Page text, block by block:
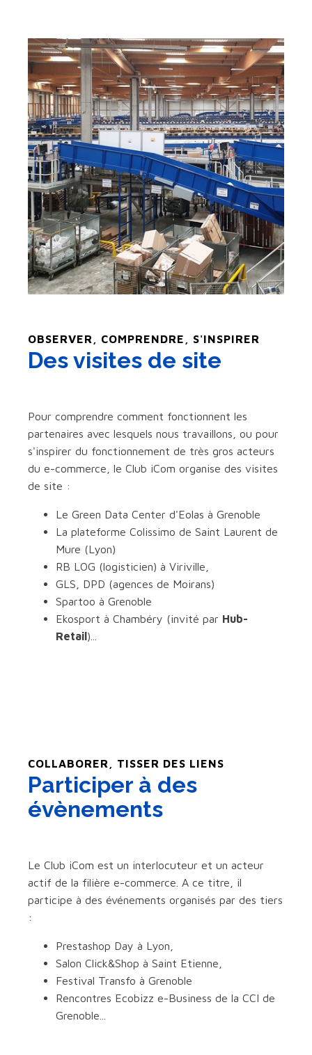
OBSERVER, COMPRENDRE, S'INSPIRER
Des visites de site
Pour comprendre comment fonctionnent les
partenaires avec lesquels nous travaillons, ou pour
s'inspirer du fonctionnement de très gros acteurs
du e-commerce, le Club iCom organise des visites
de site :
Le Green Data Center d'Eolas à Grenoble
La plateforme Colissimo de Saint Laurent de
Mure (Lyon)
RB LOG (logisticien) à Viriville,
GLS, DPD (agences de Moirans)
Spartoo à Grenoble
Ekosport à Chambéry (invité par Hub-
Retail )...
COLLABORER, TISSER DES LIENS
Participer à des
évènements
Le Club iCom est un interlocuteur et un acteur
actif de la filière e-commerce. A ce titre, il
participe à des événements organisés par des tiers
:
Prestashop Day à Lyon,
Salon Click&Shop à Saint Etienne,
Festival Transfo à Grenoble
Rencontres Ecobizz e-Business de la CCI de
Grenoble...